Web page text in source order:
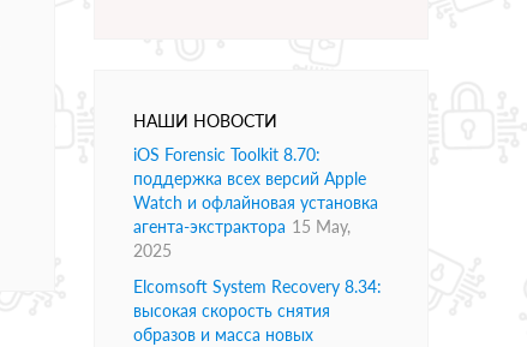
НАШИ НОВОСТИ
iOS Forensic Toolkit 8.70:
поддержка всех версий Apple
Watch и офлайновая установка
агента-экстрактора 15 May,
2025
Elcomsoft System Recovery 8.34:
высокая скорость снятия
образов и масса новых